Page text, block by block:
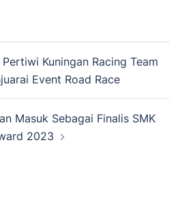
Kuningan Racing Team
Event Road Race
Masuk Sebagai Finalis SMK
2023